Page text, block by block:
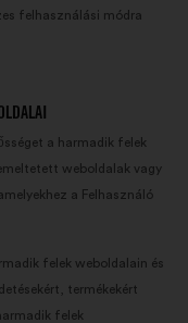
felhasználási módra
a harmadik felek
weboldalak vagy
a Felhasználó
felek weboldalain és
termékekért
felek